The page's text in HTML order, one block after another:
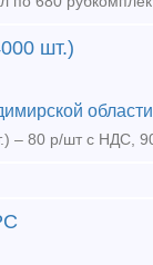
шт.)
области